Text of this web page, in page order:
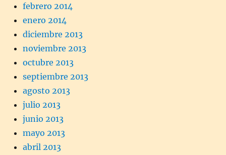
febrero 2014
enero 2014
diciembre 2013
noviembre 2013
octubre 2013
septiembre 2013
agosto 2013
julio 2013
junio 2013
mayo 2013
abril 2013